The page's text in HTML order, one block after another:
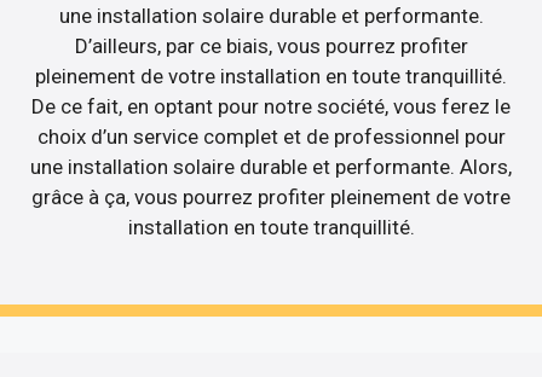
une installation solaire durable et performante.
D’ailleurs, par ce biais, vous pourrez profiter
pleinement de votre installation en toute tranquillité.
De ce fait, en optant pour notre société, vous ferez le
choix d’un service complet et de professionnel pour
une installation solaire durable et performante. Alors,
grâce à ça, vous pourrez profiter pleinement de votre
installation en toute tranquillité.